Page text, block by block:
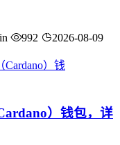
992 2026-08-09
）钱包，详